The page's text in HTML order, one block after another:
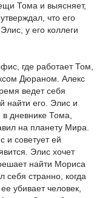
Тома и выясняет,
что его
у его коллеги
где работает Том,
Дюраном. Алекс
ведет себя
найти его. Элис и
дневнике Тома,
на планету Мира.
и советует ей
Элис хочет
найти Мориса
себя странно, когда
убивает человек,